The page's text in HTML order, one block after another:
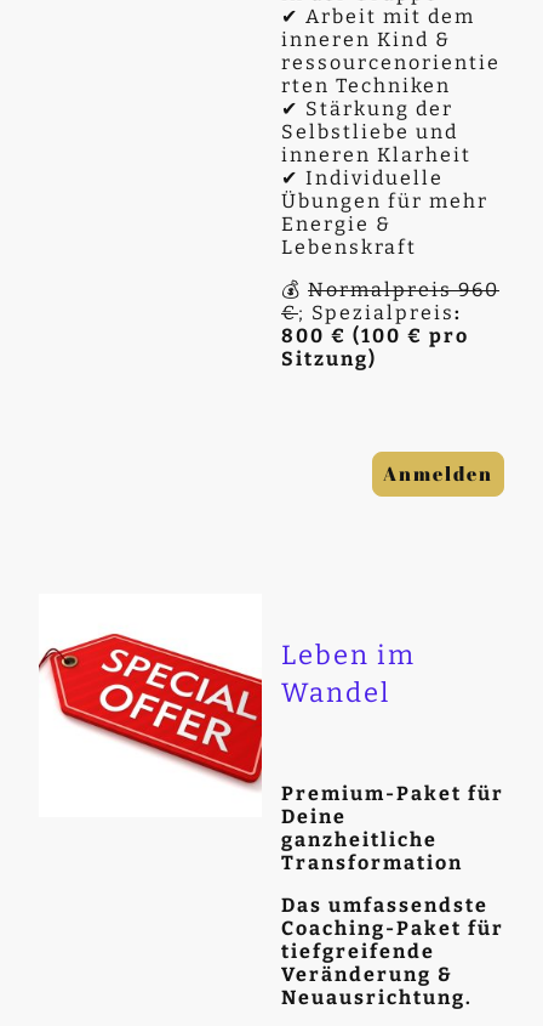
✔ Arbeit mit dem
inneren Kind &
ressourcenorientie
rten Techniken
✔ Stärkung der
Selbstliebe und
inneren Klarheit
✔ Individuelle
Übungen für mehr
Energie &
Lebenskraft
💰 Normalpreis 960
€; Spezialpreis:
800 € (100 € pro
Sitzung)
Anmelden
Leben im
Wandel
Premium-Paket für
Deine
ganzheitliche
Transformation
Das umfassendste
Coaching-Paket für
tiefgreifende
Veränderung &
Neuausrichtung.